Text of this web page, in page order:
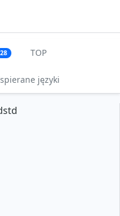
28 TOP
języki